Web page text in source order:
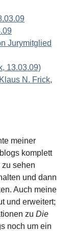
Jurymitglied
13.03.09)
N. Frick,
meiner
komplett
sehen
und dann
Auch meine
und erweitert;
zu Die
noch um ein